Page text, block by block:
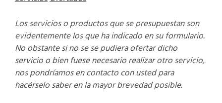
Los servicioso productos que se presupuestan son
evidentemente los que ha indicado en su formulario.
No obstante si no se se pudiera ofertar dicho
servicio o bien fuese necesario realizar otro servicio,
nos pondríamos en contacto con usted para
hacérselo saber en la mayor brevedad posible.